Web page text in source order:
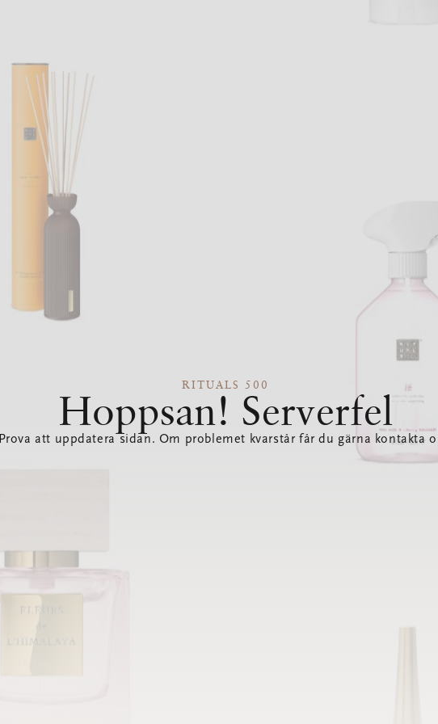
RITUALS 500
Hoppsan! Serverfel
Prova att uppdatera sidan. Om problemet kvarstår får du gärna kontakta